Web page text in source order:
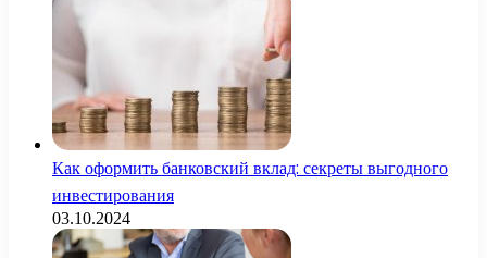
Как оформить банковский вклад: секреты выгодного
инвестирования
03.10.2024